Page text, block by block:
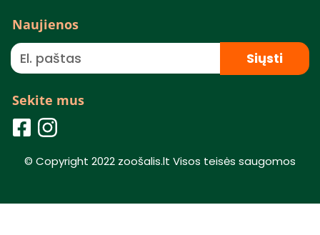
Naujienos
Siųsti
Sekite mus
© Copyright 2022 zoošalis.lt Visos teisės saugomos